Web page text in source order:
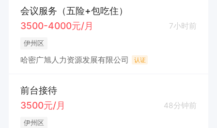
会议服务（五险+包吃住）
3500-4000元/月
7小时前
伊州区
哈密广旭人力资源发展有限公司 认证
前台接待
3500元/月
48分钟前
伊州区